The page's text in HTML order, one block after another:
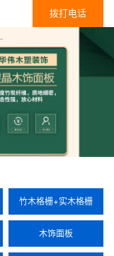
拨打电话
竹木格栅+实木格栅
木饰面板